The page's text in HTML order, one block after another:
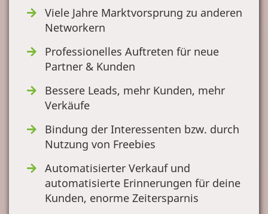
Viele Jahre Marktvorsprung zu anderen
Networkern
Professionelles Auftreten für neue
Partner & Kunden
Bessere Leads, mehr Kunden, mehr
Verkäufe
Bindung der Interessenten bzw. durch
Nutzung von Freebies
Automatisierter Verkauf und
automatisierte Erinnerungen für deine
Kunden, enorme Zeitersparnis